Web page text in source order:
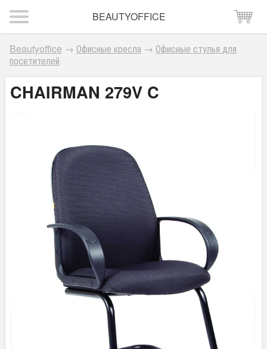
BEAUTYOFFICE
Beautyoffice → Офисные кресла → Офисные стулья для
посетителей
CHAIRMAN 279V C